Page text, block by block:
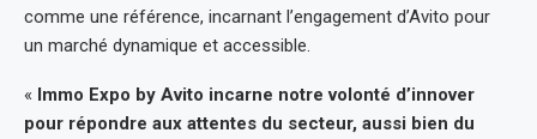
comme une référence, incarnant l’engagement d’Avito pour
un marché dynamique et accessible.
« Immo Expo by Avito incarne notre volonté d’innover
pour répondre aux attentes du secteur, aussi bien du